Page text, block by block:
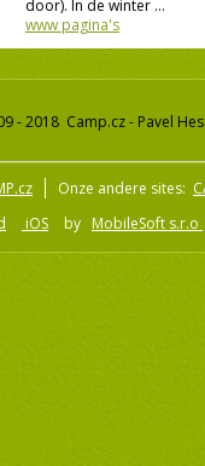
door). In de winter ...
www pagina's
- 2018 Camp.cz - Pavel
Onze andere sites:
iOS by MobileSoft s.r.o